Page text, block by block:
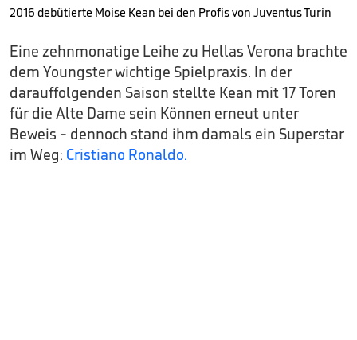
2016 debütierte Moise Kean bei den Profis von Juventus Turin
Eine zehnmonatige Leihe zu Hellas Verona brachte
dem Youngster wichtige Spielpraxis. In der
darauffolgenden Saison stellte Kean mit 17 Toren
für die Alte Dame sein Können erneut unter
Beweis - dennoch stand ihm damals ein Superstar
im Weg: Cristiano Ronaldo.